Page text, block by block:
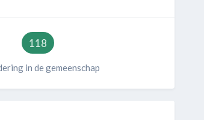
118
in de gemeenschap